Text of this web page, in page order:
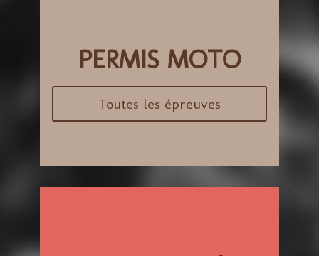
PERMIS MOTO
Toutes les épreuves